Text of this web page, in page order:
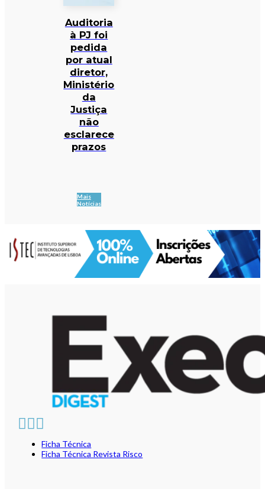
Auditoria
à PJ foi
pedida
por atual
diretor,
Ministério
da
Justiça
não
esclarece
prazos
Mais
Notícias
Ficha Técnica
Ficha Técnica Revista Risco